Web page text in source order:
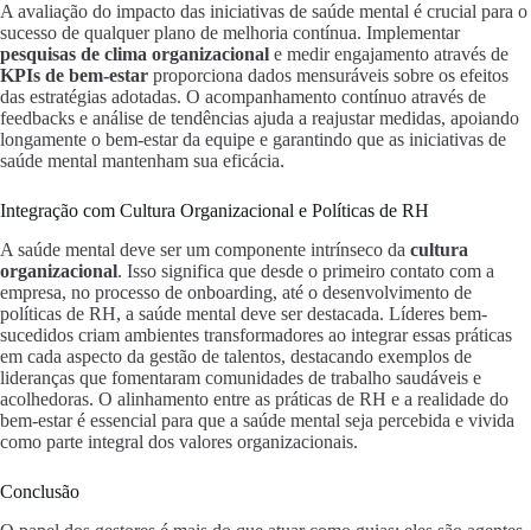
A avaliação do impacto das iniciativas de saúde mental é crucial para o
sucesso de qualquer plano de melhoria contínua. Implementar
pesquisas de clima organizacional e medir engajamento através de
KPIs de bem-estar proporciona dados mensuráveis sobre os efeitos
das estratégias adotadas. O acompanhamento contínuo através de
feedbacks e análise de tendências ajuda a reajustar medidas, apoiando
longamente o bem-estar da equipe e garantindo que as iniciativas de
saúde mental mantenham sua eficácia.
Integração com Cultura Organizacional e Políticas de RH
A saúde mental deve ser um componente intrínseco da cultura
organizacional. Isso significa que desde o primeiro contato com a
empresa, no processo de onboarding, até o desenvolvimento de
políticas de RH, a saúde mental deve ser destacada. Líderes bem-
sucedidos criam ambientes transformadores ao integrar essas práticas
em cada aspecto da gestão de talentos, destacando exemplos de
lideranças que fomentaram comunidades de trabalho saudáveis e
acolhedoras. O alinhamento entre as práticas de RH e a realidade do
bem-estar é essencial para que a saúde mental seja percebida e vivida
como parte integral dos valores organizacionais.
Conclusão